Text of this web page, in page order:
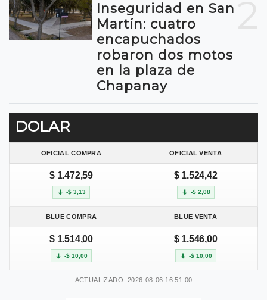
Inseguridad en San
Martín: cuatro
encapuchados
robaron dos motos
en la plaza de
Chapanay
DOLAR
OFICIAL COMPRA OFICIAL VENTA
$ 1.472,59
-$ 3,13
$ 1.524,42
-$ 2,08
BLUE COMPRA BLUE VENTA
$ 1.514,00
-$ 10,00
$ 1.546,00
-$ 10,00
ACTUALIZADO: 2026-08-06 16:51:00